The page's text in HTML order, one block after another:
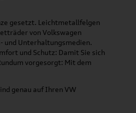
gesetzt. Leichtmetallfelgen
von Volkswagen
und Unterhaltungsmedien.
und Schutz: Damit Sie sich
vorgesorgt: Mit dem
genau auf Ihren VW